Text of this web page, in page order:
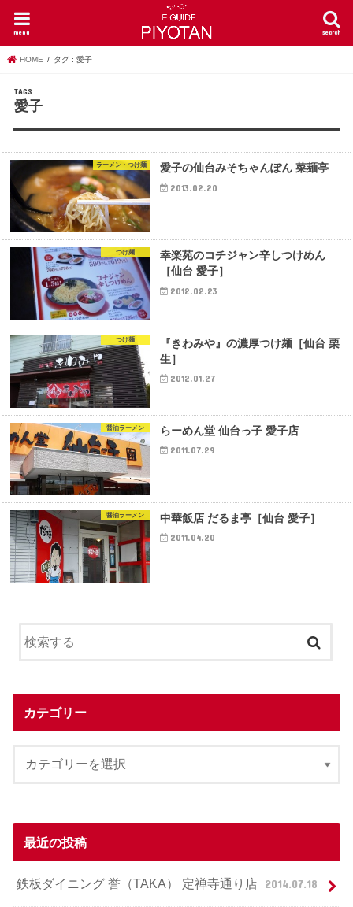
search
menu
HOME タグ : 愛子
愛子
ラーメン・つけ麺 愛子の仙台みそちゃんぽん 菜麺亭
2013.02.20
つけ麺
幸楽苑のコチジャン辛しつけめん
［仙台 愛子］
2012.02.23
つけ麺
『きわみや』の濃厚つけ麺［仙台 栗
生］
2012.01.27
醤油ラーメン らーめん堂 仙台っ子 愛子店
2011.07.29
醤油ラーメン 中華飯店 だるま亭［仙台 愛子］
2011.04.20
カテゴリー
最近の投稿
鉄板ダイニング 誉（TAKA） 定禅寺通り店 2014.07.18